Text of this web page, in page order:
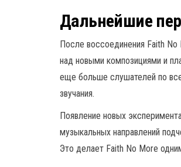
Дальнейшие
После воссоединения Faith No
над новыми композициями и
еще больше слушателей по
звучания.
Появление новых
музыкальных направлений
Это делает Faith No More